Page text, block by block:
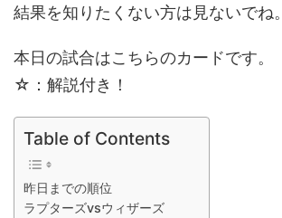
結果を知りたくない方は見ないでね。
本日の試合はこちらのカードです。
☆：解説付き！
Table of Contents
昨日までの順位
ラプターズvsウィザーズ